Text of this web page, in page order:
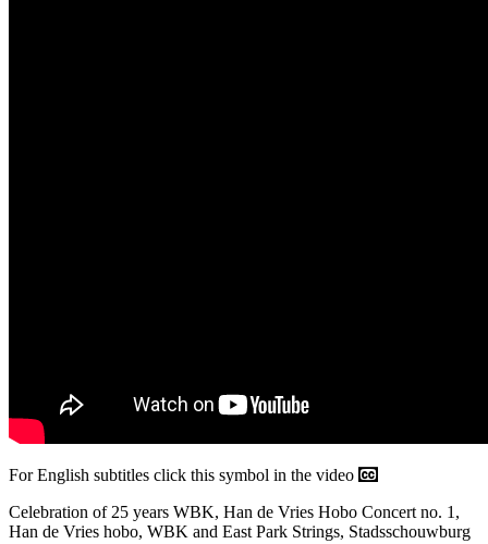
For English subtitles click this symbol in the video
Celebration of 25 years WBK, Han de Vries Hobo Concert no. 1,
Han de Vries hobo, WBK and East Park Strings, Stadsschouwburg